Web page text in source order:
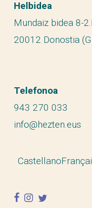
Helbidea
Mundaiz bidea 8-
20012 Donostia
Telefonoa
943 270 033
info@hezten.eus
Castellano
facebook
instagram
twitter